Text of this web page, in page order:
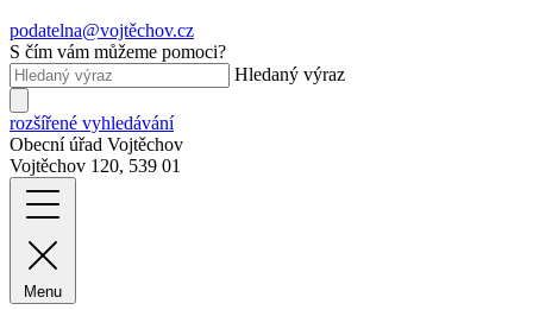
podatelna@vojtěchov.cz
S čím vám můžeme pomoci?
Hledaný výraz
rozšířené vyhledávání
Obecní úřad Vojtěchov
Vojtěchov 120, 539 01
Menu